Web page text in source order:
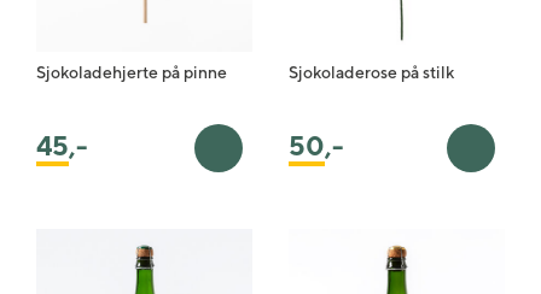
Sjokoladehjerte på pinne
45,- Legg i handlekurv
Sjokoladerose på stilk
50,- Legg i